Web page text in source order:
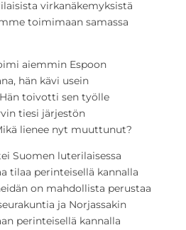
virkanäkemyksistä
toimimaan samassa
aiemmin Espoon
hän kävi usein
toivotti sen työlle
tiesi järjestön
lienee nyt muuttunut?
Suomen luterilaisessa
tilaa perinteisellä kannalla
on mahdollista perustaa
ja Norjassakin
perinteisellä kannalla